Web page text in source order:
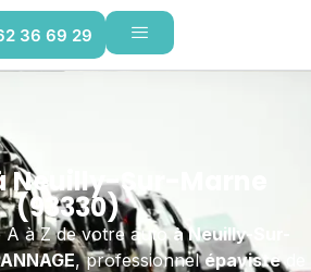
36 69 29
Neuilly-Sur-Marne
(93330)
A à Z de votre auto à Neuilly-Sur-
, professionnelépavistede